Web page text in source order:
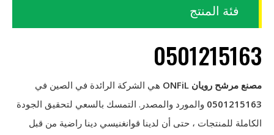
فئة المنتج
0501215163
مصنع مرشح رويان ONFiL
هي الشركة الرائدة في الصين في
0501215163 والمورد والمصدر. التمسك بالسعي لتحقيق الجودة
الكاملة للمنتجات ، حتى أن لدينا قوانغنيسي دينا راضية من قبل